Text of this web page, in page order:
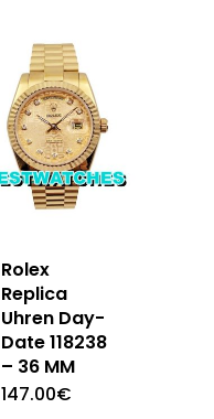
Rolex
Replica
Uhren Day-
Date 118238
– 36 MM
147.00€